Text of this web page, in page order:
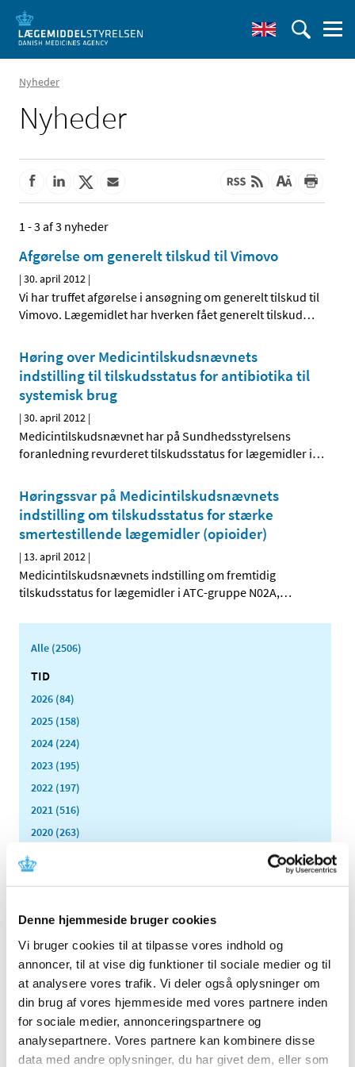
Denne hjemmeside bruger cookies
Vi bruger cookies til at tilpasse vores indhold og
annoncer, til at vise dig funktioner til sociale medier og til
at analysere vores trafik. Vi deler også oplysninger om
din brug af vores hjemmeside med vores partnere inden
for sociale medier, annonceringspartnere og
analysepartnere. Vores partnere kan kombinere disse
data med andre oplysninger, du har givet dem, eller som
Nyheder
Nyheder
1 - 3 af 3 nyheder
Afgørelse om generelt tilskud til Vimovo
|30. april 2012 |
Vi har truffet afgørelse i ansøgning om generelt tilskud til
Vimovo. Lægemidlet har hverken fået generelt tilskud…
Høring over Medicintilskudsnævnets
indstilling til tilskudsstatus for antibiotika til
systemisk brug
|30. april 2012 |
Medicintilskudsnævnet har på Sundhedsstyrelsens
foranledning revurderet tilskudsstatus for lægemidler i…
Høringssvar på Medicintilskudsnævnets
indstilling om tilskudsstatus for stærke
smertestillende lægemidler (opioider)
| 13. april 2012 |
Medicintilskudsnævnets indstilling om fremtidig
tilskudsstatus for lægemidler i ATC-gruppe N02A,…
Alle (2506)
TID
2026 (84)
2025 (158)
2024 (224)
2023 (195)
2022 (197)
2021 (516)
2020 (263)
2018 (150)
2016 (167)
2015 (33)
2014 (44)
2013 (49)
2012 (44)
december (2)
november (6)